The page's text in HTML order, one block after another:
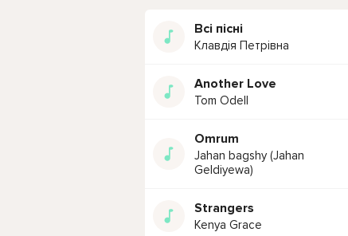
Всі пісні
Клавдія Петрівна
Another Love
Tom Odell
Omrum
Jahan bagshy (Jahan
Geldiyewa)
Strangers
Kenya Grace